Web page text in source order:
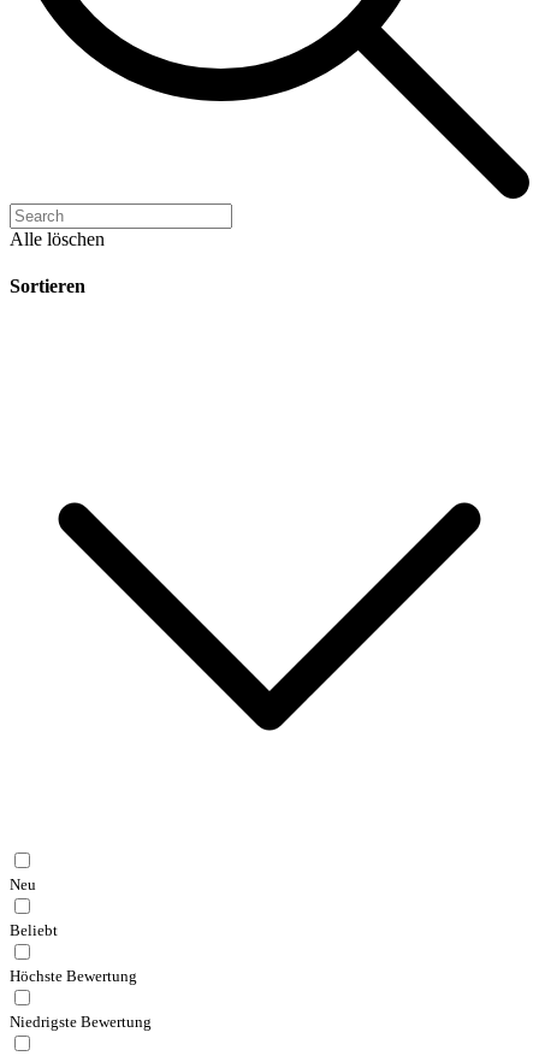
Alle löschen
Sortieren
Neu
Beliebt
Höchste Bewertung
Niedrigste Bewertung